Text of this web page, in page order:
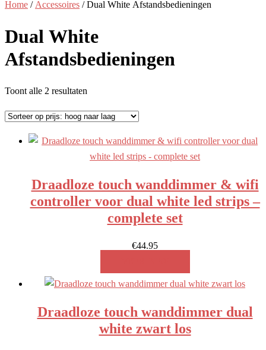
Home / Accessoires / Dual White Afstandsbedieningen
Dual White
Afstandsbedieningen
Toont alle 2 resultaten
prijs:
hoog
naar
Draadloze touch wanddimmer & wifi
controller voor dual white led strips –
complete set
€44.95
Draadloze touch wanddimmer dual
white zwart los